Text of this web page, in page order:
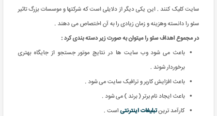
سایت کلیک کنند . این یکی دیگر از دلایلی است که شرکتها و موسسات بزرگ تاثیر
سئو را دانسته وهزینه و زمان زیادی را به آن اختصاص می دهند .
در مجموع اهداف سئو را میتوان به صورت زیر دسته بندی کرد :
باعث می شود وب سایت ها در نتایج موتور جستجو از جایگاه بهتری
برخوردار شوند .
باعث افزایش کاربر و ترافیک سایت می شود .
باعث ایجاد نام برتر ( برند ) می شود .
کارآمد ترینتبلیغات اینترنتیاست .